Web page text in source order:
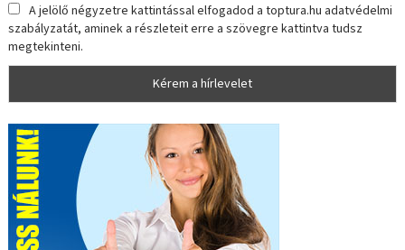
A jelölő négyzetre kattintással elfogadod a toptura.hu adatvédelmi
szabályzatát, aminek a részleteit erre a szövegre kattintva tudsz
megtekinteni.